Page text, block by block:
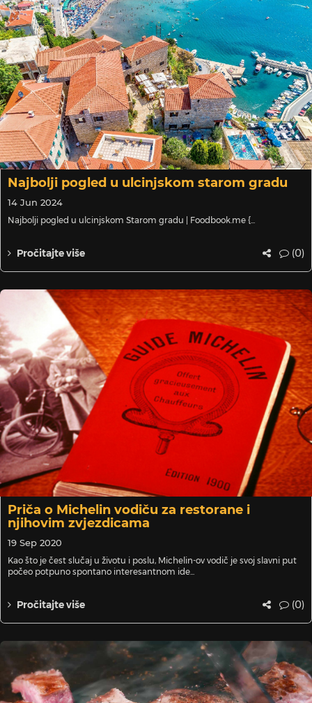
Najbolji pogled u ulcinjskom starom gradu
14 Jun 2024
Najbolji pogled u ulcinjskom Starom gradu | Foodbook.me {...
Pročitajte više (0)
Priča o Michelin vodiču za restorane i
njihovim zvjezdicama
19 Sep 2020
Kao što je čest slučaj u životu i poslu, Michelin-ov vodič je svoj slavni put
počeo potpuno spontano interesantnom ide...
Pročitajte više (0)